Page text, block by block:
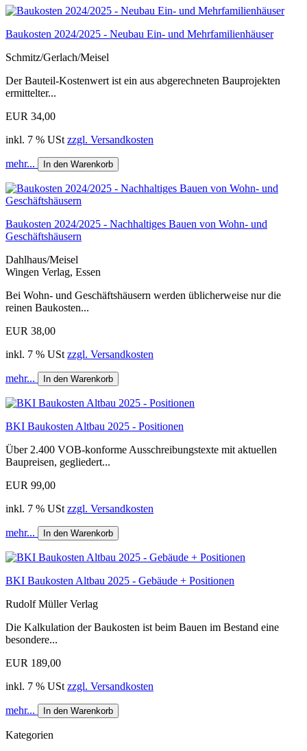
Baukosten 2024/2025 - Neubau Ein- und Mehrfamilienhäuser
Schmitz/Gerlach/Meisel
Der Bauteil-Kostenwert ist ein aus abgerechneten Bauprojekten
ermittelter...
EUR 34,00
inkl. 7 % USt zzgl. Versandkosten
mehr... In den Warenkorb
Baukosten 2024/2025 - Nachhaltiges Bauen von Wohn- und
Geschäftshäusern
Dahlhaus/Meisel
Wingen Verlag, Essen
Bei Wohn- und Geschäftshäusern werden üblicherweise nur die
reinen Baukosten...
EUR 38,00
inkl. 7 % USt zzgl. Versandkosten
mehr... In den Warenkorb
BKI Baukosten Altbau 2025 - Positionen
Über 2.400 VOB-konforme Ausschreibungstexte mit aktuellen
Baupreisen, gegliedert...
EUR 99,00
inkl. 7 % USt zzgl. Versandkosten
mehr... In den Warenkorb
BKI Baukosten Altbau 2025 - Gebäude + Positionen
Rudolf Müller Verlag
Die Kalkulation der Baukosten ist beim Bauen im Bestand eine
besondere...
EUR 189,00
inkl. 7 % USt zzgl. Versandkosten
mehr... In den Warenkorb
Kategorien